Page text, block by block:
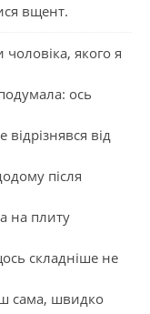
вщент.
якого я
ось
від
після
на плиту
складніше не
сама, швидко